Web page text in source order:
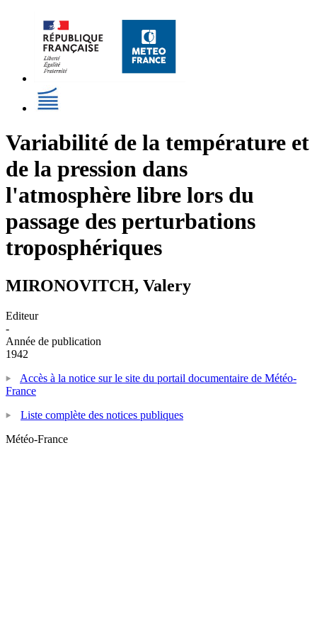
Variabilité de la température et
de la pression dans
l'atmosphère libre lors du
passage des perturbations
troposphériques
MIRONOVITCH, Valery
Editeur
-
Année de publication
1942
Accès à la notice sur le site du portail documentaire de Météo-
France
Liste complète des notices publiques
Météo-France